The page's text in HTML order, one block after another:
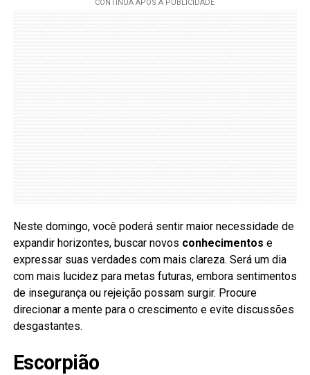
Neste domingo, você poderá sentir maior necessidade de
expandir horizontes, buscar novos conhecimentos e
expressar suas verdades com mais clareza. Será um dia
com mais lucidez para metas futuras, embora sentimentos
de insegurança ou rejeição possam surgir. Procure
direcionar a mente para o crescimento e evite discussões
desgastantes.
Escorpião